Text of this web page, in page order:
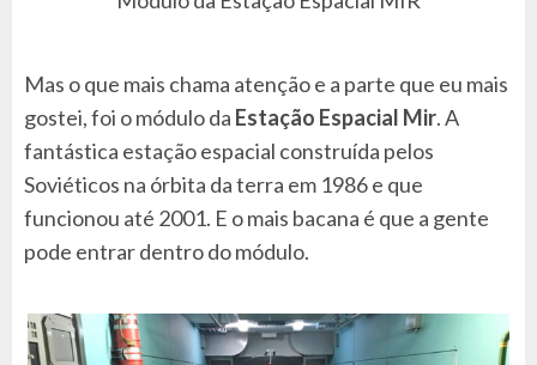
Mas o que mais chama atenção e a parte que eu mais
gostei, foi o módulo da Estação Espacial Mir. A
fantástica estação espacial construída pelos
Soviéticos na órbita da terra em 1986 e que
funcionou até 2001. E o mais bacana é que a gente
pode entrar dentro do módulo.